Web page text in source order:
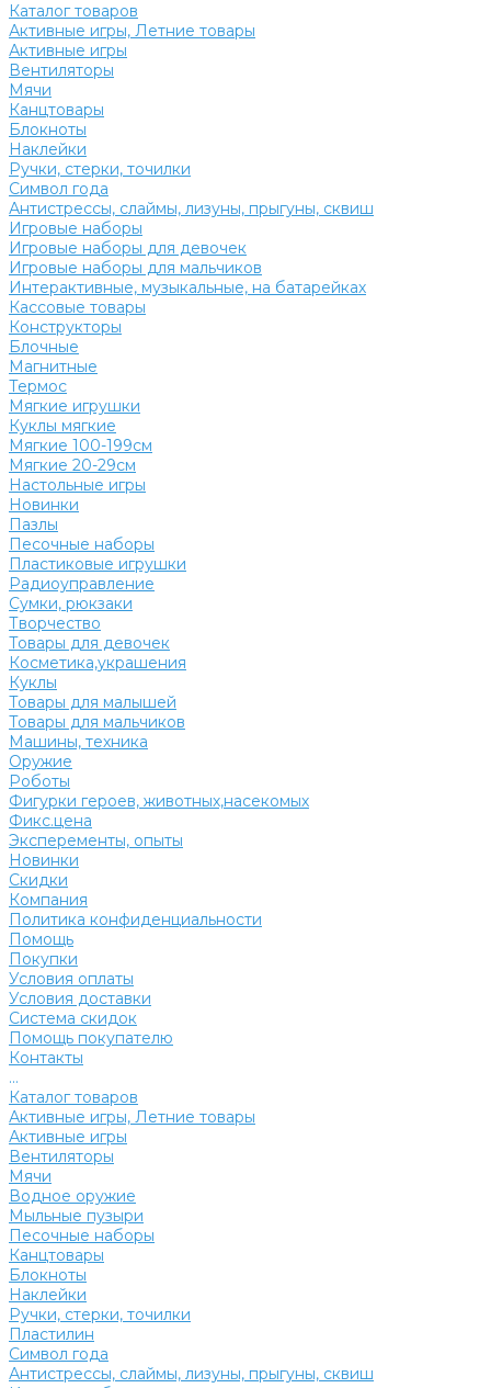
Каталог товаров
Активные игры, Летние товары
Активные игры
Вентиляторы
Мячи
Канцтовары
Блокноты
Наклейки
Ручки, стерки, точилки
Символ года
Антистрессы, слаймы, лизуны, прыгуны, сквиш
Игровые наборы
Игровые наборы для девочек
Игровые наборы для мальчиков
Интерактивные, музыкальные, на батарейках
Кассовые товары
Конструкторы
Блочные
Магнитные
Термос
Мягкие игрушки
Куклы мягкие
Мягкие 100-199см
Мягкие 20-29см
Настольные игры
Новинки
Пазлы
Песочные наборы
Пластиковые игрушки
Радиоуправление
Сумки, рюкзаки
Творчество
Товары для девочек
Косметика,украшения
Куклы
Товары для малышей
Товары для мальчиков
Машины, техника
Оружие
Роботы
Фигурки героев, животных,насекомых
Фикс.цена
Эксперементы, опыты
Новинки
Скидки
Компания
Политика конфиденциальности
Помощь
Покупки
Условия оплаты
Условия доставки
Система скидок
Помощь покупателю
Контакты
...
Каталог товаров
Активные игры, Летние товары
Активные игры
Вентиляторы
Мячи
Водное оружие
Мыльные пузыри
Песочные наборы
Канцтовары
Блокноты
Наклейки
Ручки, стерки, точилки
Пластилин
Символ года
Антистрессы, слаймы, лизуны, прыгуны, сквиш